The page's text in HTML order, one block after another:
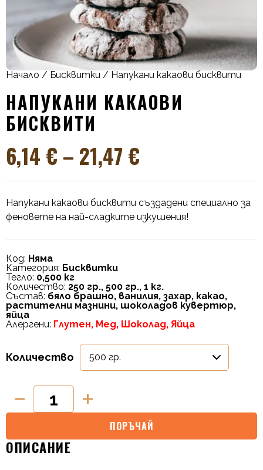
Начало / Бисквитки / Напукани какаови бисквити
НАПУКАНИ КАКАОВИ
БИСКВИТИ
6,14 € – 21,47 €
Напукани какаови бисквити създадени специално за
феновете на най-сладките изкушения!
Код: Няма
Категория: Бисквитки
Тегло: 0,500 кг
Количество: 250 гр., 500 гр., 1 кг.
Състав: бяло брашно, ванилия, захар, какао,
растителни мазнини, шоколадов кувертюр,
яйца
Алергени: Глутен, Мед, Шоколад, Яйца
Количество
ПОРЪЧАЙ
ОПИСАНИЕ